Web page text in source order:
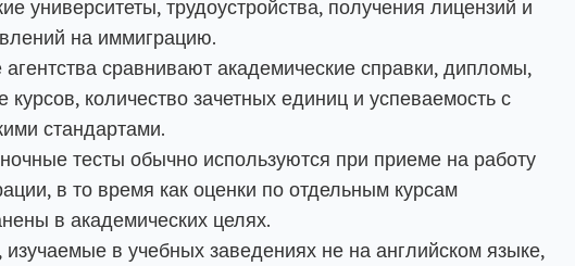
университеты, трудоустройства, получения лицензий и
на иммиграцию.
сравнивают академические справки, дипломы,
курсов, количество зачетных единиц и успеваемость с
стандартами.
тесты обычно используются при приеме на работу
в то время как оценки по отдельным курсам
в академических целях.
в учебных заведениях не на английском языке,